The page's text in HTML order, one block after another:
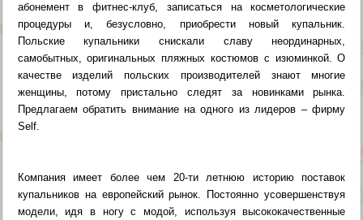
абонемент в фитнес-клуб, записаться на косметологические
процедуры и, безусловно, приобрести новый купальник.
Польские купальники снискали славу неординарных,
самобытных, оригинальных пляжных костюмов с изюминкой. О
качестве изделий польских производителей знают многие
женщины, потому пристально следят за новинками рынка.
Предлагаем обратить внимание на одного из лидеров – фирму
Self.
Компания имеет более чем 20-ти летнюю историю поставок
купальников на европейский рынок. Постоянно усовершенствуя
модели, идя в ногу с модой, используя высококачественные